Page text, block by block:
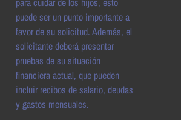
puede ser un punto importante a
favor de su solicitud. Además, el
solicitante deberá presentar
pruebas de su situación
financiera actual, que pueden
incluir recibos de salario, deudas
y gastos mensuales.